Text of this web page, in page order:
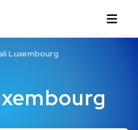
Luxembourg